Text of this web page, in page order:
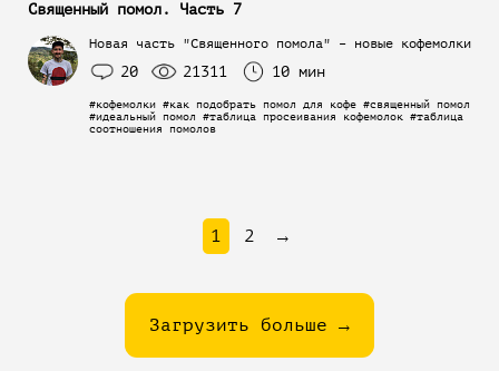
Священный помол. Часть 7
Новая часть "Священного помола" – новые кофемолки
20 21311 10 мин
#кофемолки #как подобрать помол для кофе #священный помол
#идеальный помол #таблица просеивания кофемолок #таблица
соотношения помолов
Загрузить больше →
1 2 →